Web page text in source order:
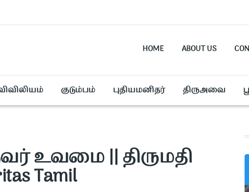
HOME ABOUT US
குடும்பம் புதியமனிதர் திருஅவை
உவமை || திருமதி
Tamil